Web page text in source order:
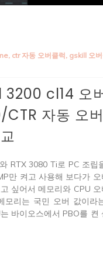
, ctr 자동 오버클럭, gskill 오
3200 cl14 오
CTR 자동 오버
RTX 3080 Ti로 PC 조립
만 켜고 사용해 보다가 오
싶어서 메모리와 CPU 오
모리는 국민 오버 값이라
바이오스에서 PBO를 켠